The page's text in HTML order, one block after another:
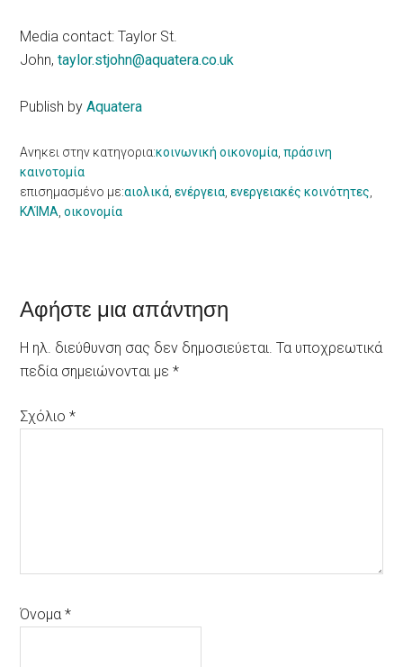
Media contact: Taylor St.
John,taylor.stjohn@aquatera.co.uk
Publish byAquatera
Ανηκει στην κατηγορια:κοινωνική οικονομία,πράσινη
καινοτομία
επισημασμένο με:αιολικά,ενέργεια,ενεργειακές κοινότητες,
ΚΛΊΜΑ,οικονομία
Reader
Interactions
Αφήστε μια απάντηση
Η ηλ. διεύθυνση σας δεν δημοσιεύεται. Τα υποχρεωτικά
πεδία σημειώνονται με*
Σχόλιο*
Όνομα*